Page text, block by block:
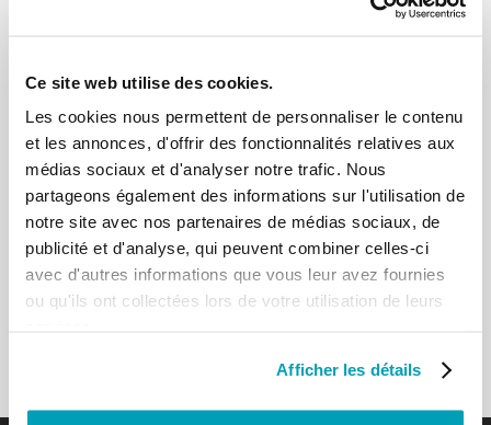
Ce site web utilise des cookies.
Les cookies nous permettent de personnaliser le contenu
et les annonces, d'offrir des fonctionnalités relatives aux
médias sociaux et d'analyser notre trafic. Nous
partageons également des informations sur l'utilisation de
notre site avec nos partenaires de médias sociaux, de
publicité et d'analyse, qui peuvent combiner celles-ci
avec d'autres informations que vous leur avez fournies
ou qu'ils ont collectées lors de votre utilisation de leurs
Afficher les détails